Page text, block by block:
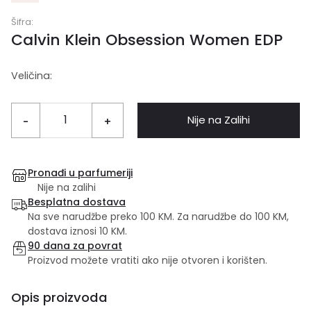
Šifra:
Calvin Klein Obsession Women EDP
Veličina:
- + Nije na Zalihi
Pronađi u parfumeriji
Nije na zalihi
Besplatna dostava
Na sve narudžbe preko 100 KM. Za narudžbe do 100 KM,
dostava iznosi 10 KM.
90 dana za povrat
Proizvod možete vratiti ako nije otvoren i korišten.
Opis proizvoda